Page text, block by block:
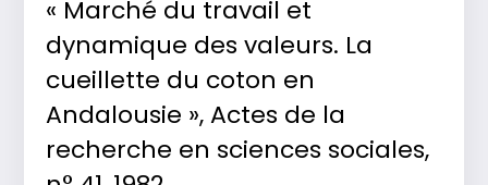
« Marché du travail et
dynamique des valeurs. La
cueillette du coton en
Andalousie », Actes de la
recherche en sciences sociales,